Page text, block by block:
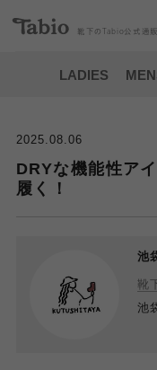
靴下の Tabio 公式通販
LADIES
2025.08.06
DRYな機能性ア
履く！
池
靴
池